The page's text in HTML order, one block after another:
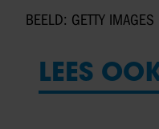
BEELD: GETTY IMAGES
LEES